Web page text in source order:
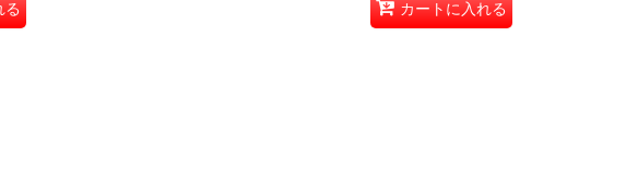
る カートに入れる